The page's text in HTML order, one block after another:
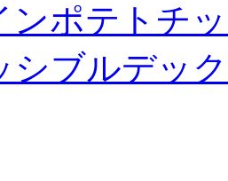
ンポテトチ
シブルデック